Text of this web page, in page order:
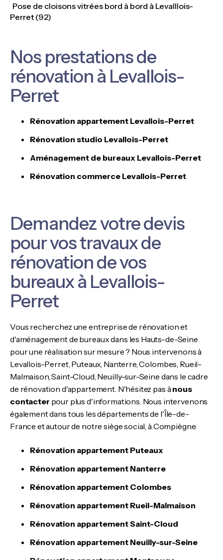
Pose de cloisons vitrées bord à bord à Levalllois-
Perret (92)
Nos prestations de
rénovation à Levallois-
Perret
Rénovation appartement Levallois-Perret
Rénovation studio Levallois-Perret
Aménagement de bureaux Levallois-Perret
Rénovation commerce Levallois-Perret
Demandez votre devis
pour vos travaux de
rénovation de vos
bureaux à Levallois-
Perret
Vous recherchez une entreprise de rénovation et
d'aménagement de bureaux dans les Hauts-de-Seine
pour une réalisation sur mesure ? Nous intervenons à
Levallois-Perret, Puteaux, Nanterre, Colombes, Rueil-
Malmaison, Saint-Cloud, Neuilly-sur-Seine dans le cadre
de rénovation d'appartement. N'hésitez pas à nous
contacter pour plus d'informations. Nous intervenons
également dans tous les départements de l'Île-de-
France et autour de notre siège social, à Compiègne.
Rénovation appartement Puteaux
Rénovation appartement Nanterre
Rénovation appartement Colombes
Rénovation appartement Rueil-Malmaison
Rénovation appartement Saint-Cloud
Rénovation appartement Neuilly-sur-Seine